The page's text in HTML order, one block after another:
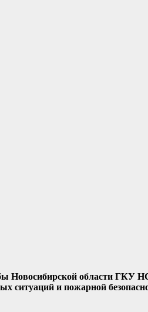
Новосибирской области ГКУ
ситуаций и пожарной